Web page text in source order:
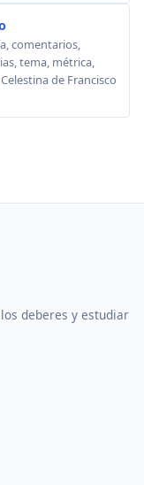
comentarios,
tema, métrica,
de Francisco
deberes y estudiar